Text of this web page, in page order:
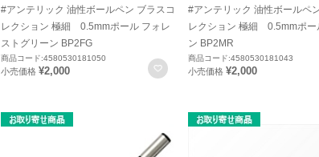
#アンテリック 油性ボールペン ブラスコ
レクション 極細 0.5mmポール フォレ
ストグリーン BP2FG
商品コード:4580530181050
小売価格 ¥2,000 お気に入りに登録
#アンテリック 油性ボールペ
レクション 極細 0.5mmポー
ン BP2MR
商品コード:4580530181043
小売価格 ¥2,000